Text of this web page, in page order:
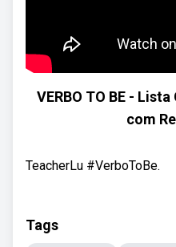
VERBO TO BE -
com
TeacherLu #VerboToBe.
Tags